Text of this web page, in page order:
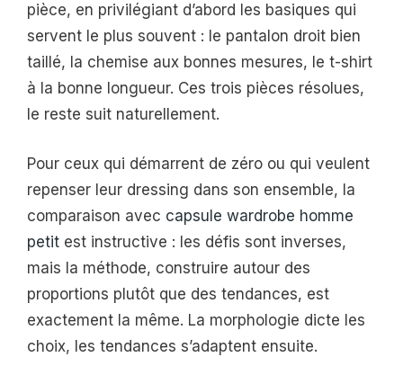
pièce, en privilégiant d’abord les basiques qui
servent le plus souvent : le pantalon droit bien
taillé, la chemise aux bonnes mesures, le t-shirt
à la bonne longueur. Ces trois pièces résolues,
le reste suit naturellement.
Pour ceux qui démarrent de zéro ou qui veulent
repenser leur dressing dans son ensemble, la
comparaison avec capsule wardrobe homme
petit est instructive : les défis sont inverses,
mais la méthode, construire autour des
proportions plutôt que des tendances, est
exactement la même. La morphologie dicte les
choix, les tendances s’adaptent ensuite.